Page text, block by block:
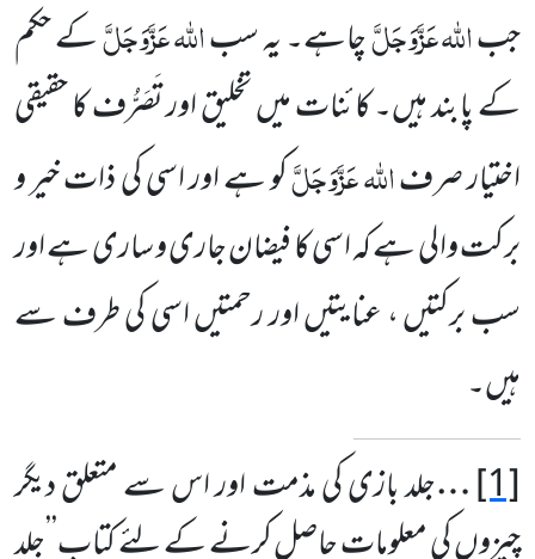
جباللہعَزَّوَجَلَّچاہے۔ یہ سباللہعَزَّوَجَلَّکے حکم
کے پابند ہیں۔ کائنات میں تخلیق اور تَصَرُّف کاحقیقی
اختیار صرفاللہ عَزَّوَجَلَّکو ہے اور اسی کی ذات خیر و
برکت والی ہے کہ اسی کا فیضان جاری و ساری ہے اور
سب برکتیں ،عنایتیں اور رحمتیں اسی کی طرف سے
ہیں۔
[1]
…جلد بازی کی مذمت اور اس سے متعلق دیگر
چیزوں کی معلومات حاصل کرنے کے لئے کتاب’’جلد